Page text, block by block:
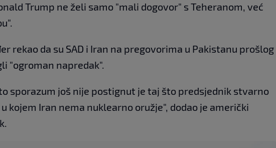
Trump ne želi samo "mali dogovor" s Teheranom, već
rekao da su SAD i Iran na pregovorima u Pakistanu prošlog
"ogroman napredak".
sporazum još nije postignut je taj što predsjednik stvarno
kojem Iran nema nuklearno oružje", dodao je američki